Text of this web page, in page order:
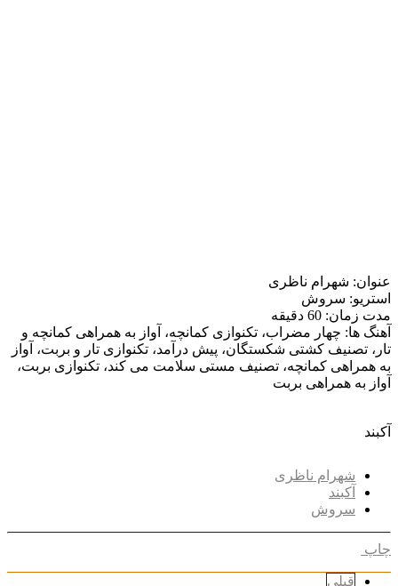
عنوان: شهرام ناظری
استریو: سروش
مدت زمان: 60 دقیقه
آهنگ ها: چهار مضراب، تکنوازی کمانچه، آواز به همراهی کمانچه و
تار، تصنیف کشتی شکستگان، پیش درآمد، تکنوازی تار و بربت، آواز
به همراهی کمانچه، تصنیف مستی سلامت می کند، تکنوازی بربت،
آواز به همراهی بربت
آکبند
شهرام ناظری
آکبند
سروش
چاپ
قبلی